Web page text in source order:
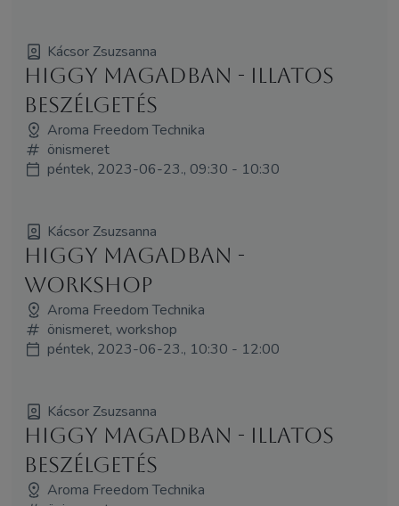
Kácsor Zsuzsanna
Higgy magadban - illatos
beszélgetés
Aroma Freedom Technika
önismeret
péntek, 2023-06-23., 09:30 - 10:30
Kácsor Zsuzsanna
Higgy magadban -
workshop
Aroma Freedom Technika
önismeret, workshop
péntek, 2023-06-23., 10:30 - 12:00
Kácsor Zsuzsanna
Higgy magadban - illatos
beszélgetés
Aroma Freedom Technika